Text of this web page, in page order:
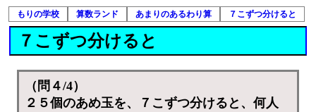
もりの学校 算数ランド あまりのあるわり算 ７こずつ分けると
７こずつ分けると
（問４/4）
２５個のあめ玉を、７こずつ分けると、何人